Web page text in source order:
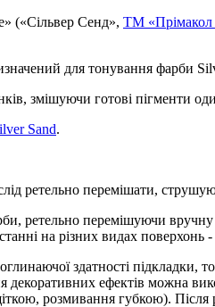
(«Сільвер Сенд», ТМ «Прімакол
для тонування фарби
змішуючи готові пігменти
Sand.
ретельно перемішати,
ретельно перемішуючи
на різних видах поверхонь
здатності
ефектів можна
розмивання губкою).